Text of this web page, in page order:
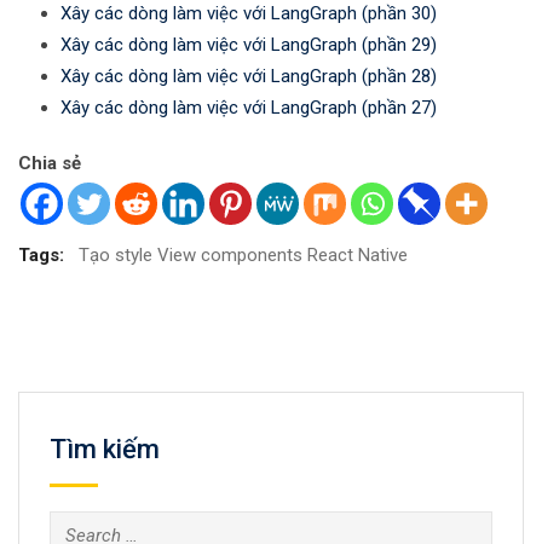
Xây các dòng làm việc với LangGraph (phần 30)
Xây các dòng làm việc với LangGraph (phần 29)
Xây các dòng làm việc với LangGraph (phần 28)
Xây các dòng làm việc với LangGraph (phần 27)
Chia sẻ
Tags: Tạo style View components React Native
Tìm kiếm
Search